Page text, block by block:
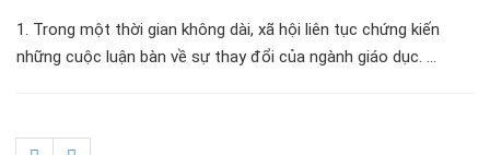
1. Trong một thời gian không dài, xã hội liên tục chứng kiến
những cuộc luận bàn về sự thay đổi của ngành giáo dục. ...